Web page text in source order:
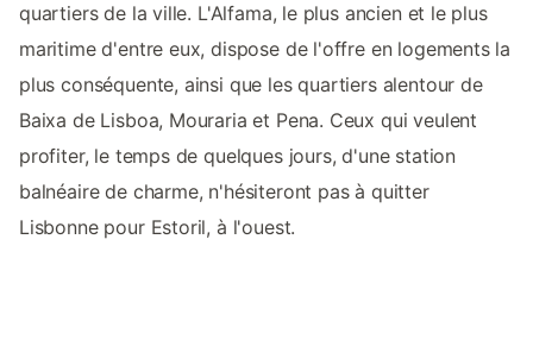
quartiers de la ville. L'Alfama, le plus ancien et le plus
maritime d'entre eux, dispose de l'offre en logements la
plus conséquente, ainsi que les quartiers alentour de
Baixa de Lisboa, Mouraria et Pena. Ceux qui veulent
profiter, le temps de quelques jours, d'une station
balnéaire de charme, n'hésiteront pas à quitter
Lisbonne pour Estoril, à l'ouest.